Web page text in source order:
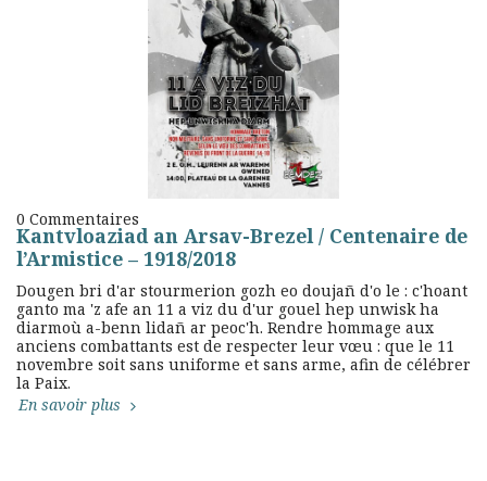
0 Commentaires
Kantvloaziad an Arsav-Brezel / Centenaire de
l’Armistice – 1918/2018
Dougen bri d'ar stourmerion gozh eo doujañ d'o le : c'hoant
ganto ma 'z afe an 11 a viz du d'ur gouel hep unwisk ha
diarmoù a-benn lidañ ar peoc'h. Rendre hommage aux
anciens combattants est de respecter leur vœu : que le 11
novembre soit sans uniforme et sans arme, afin de célébrer
la Paix.
En savoir plus